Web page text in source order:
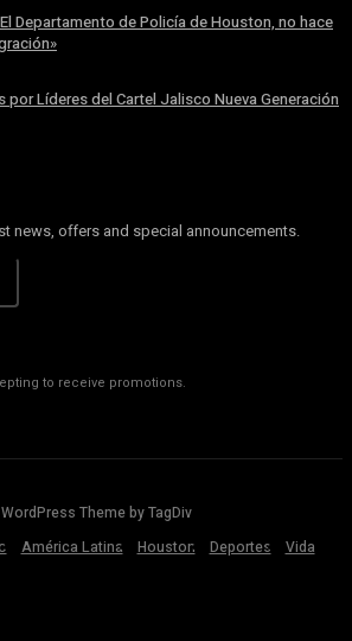
Departamento de Policía de Houston, no hace
por Líderes del Cartel Jalisco Nueva Generación
news, offers and special announcements.
to receive promotions.
Theme by TagDiv
América Latina Houston Deportes Vida